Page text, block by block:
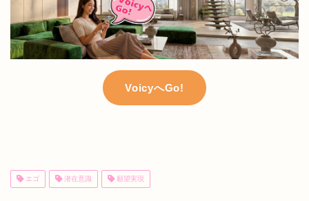
VoicyへGo!
エゴ 潜在意識 願望実現